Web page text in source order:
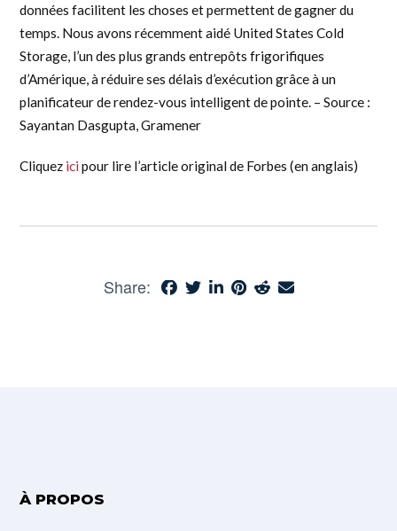
données facilitent les choses et permettent de gagner du
temps. Nous avons récemment aidé United States Cold
Storage, l’un des plus grands entrepôts frigorifiques
d’Amérique, à réduire ses délais d’exécution grâce à un
planificateur de rendez-vous intelligent de pointe. – Source :
Sayantan Dasgupta, Gramener
Cliquez icipour lire l’article original de Forbes (en anglais)
Share:
À PROPOS